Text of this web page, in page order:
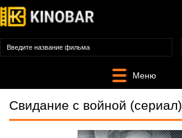
Меню
Свидание с войной (сериал)